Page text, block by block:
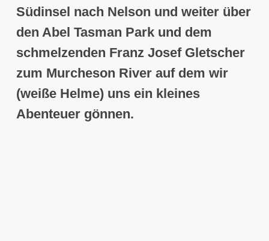
Südinsel nach Nelson und weiter über
den Abel Tasman Parkund dem
schmelzenden Franz Josef Gletscher
zum Murcheson River auf dem wir
(weiße Helme) uns ein kleines
Abenteuer gönnen.